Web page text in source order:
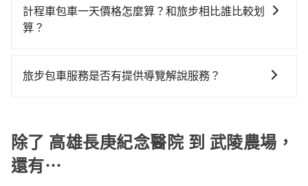
說，預約tripool還是比較划算的。如果你是三人以下要
乘車，也可參考tripool的拼車共乘服務，最多可再節省
差的車款，如果人數超過四位，更是沒有較大的七人座
或九人座可供選擇，而且無人租車最令人詬病的就是車
樣。另外，偶爾也會遇到明明已經預約了時間但上一位
使用時還是有其區域的限制，實際可停靠的地點與你的
上下車地點仍有段距離，在遇到下雨天或者載行李時，
就顯得非常不便。
車，這代表你需要事先預約，並且要做好等待較久的心
理準備。雖然高雄長庚紀念醫院到武陵農場的跳表小黃
高可省$2,600。
比較寬鬆且不介意耗時轉乘可選大眾運輸或較貴的計程
車。 旅行人數：人數多時包車較方便舒適且每個人攤提
車，不趕時間即可選用大眾運輸。 便利性：需要便利性
的包車旅遊，從單純的單趟接送到算時間的計時包車都
有，可彈性選擇2~12小時的服務，滿足家族出遊、朋友
車的價格可能跟其他車隊相差無幾，但是如果只需要短
計程車包車一天價格怎麼算？和旅步相比誰比較划
算？
格通常是根據時間或距離來計算，而且在不同城市和地
下，旅步的包車服務價格相對更為透明和具體，一般是
按照包車時間和里程、車型來計費，價格在網站上公開
透明，方便客戶可以更加準確地了解行程所需時間和費
旅步包車服務是否有提供導覽解說服務？
booking@tripool.app聯繫我們，將有專人協助回覆確
認是否能協助安排。
除了 高雄長庚紀念醫院 到 武陵農場，
還有⋯